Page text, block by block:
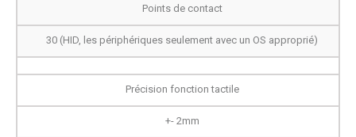
Points de contact
30 (HID, les périphériques seulement avec un OS approprié)
Précision fonction tactile
+- 2mm